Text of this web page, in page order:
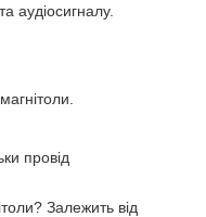
аудіосигналу.
провід
Залежить від